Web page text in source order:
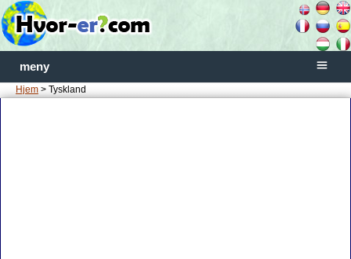
meny
Hjem > Tyskland